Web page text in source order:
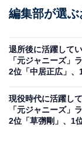
ンスパフォーマ
る人も多いので
アンケートでは
撃だったから」
編集部が選
退所後に活躍して
「元ジャニーズ」
2位「中居正広」、
現役時代に活躍し
「元ジャニーズ」
2位「草彅剛」、1